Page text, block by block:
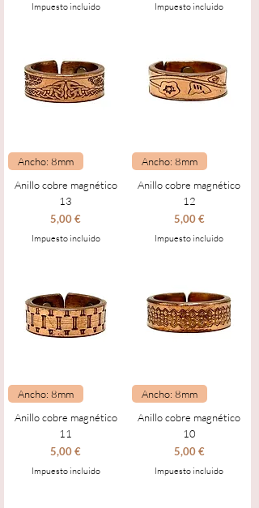
Impuesto incluido Impuesto incluido
Ancho: 8mm
Anillo cobre magnético
13
Precio
5,00 €
Impuesto incluido
Ancho: 8mm
Anillo cobre magnético
12
Precio
5,00 €
Impuesto incluido
Ancho: 8mm
Anillo cobre magnético
11
Precio
5,00 €
Impuesto incluido
Ancho: 8mm
Anillo cobre magnético
10
Precio
5,00 €
Impuesto incluido